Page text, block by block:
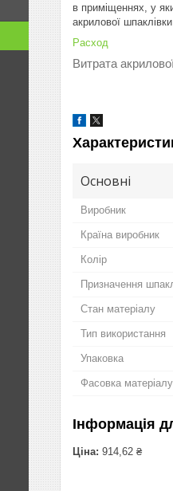
в приміщеннях, у
акрилової
Расход
Витрата
Основні
Виробник
Країна виробник
Колір
Призначення
Стан матеріалу
Тип використання
Упаковка
Фасовка
Інформація
Ціна: 914,62 ₴